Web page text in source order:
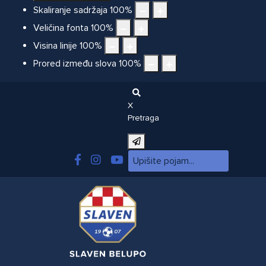
Skaliranje sadržaja 100%
Veličina fonta 100%
Visina linije 100%
Prored između slova 100%
X
Pretraga